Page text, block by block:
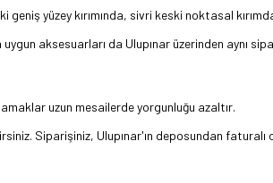
yüzey kırımında, sivri keski noktasal
uygun aksesuarları da Ulupınar üzerinden aynı
uzun mesailerde yorgunluğu azaltır.
Siparişiniz, Ulupınar'ın deposundan